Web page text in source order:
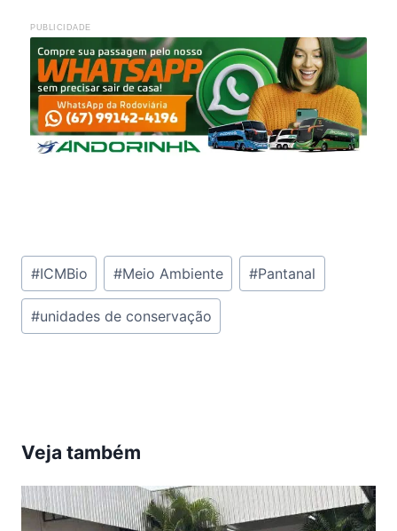
PUBLICIDADE
Tags
do
Post:
#ICMBio #Meio Ambiente #Pantanal
#unidades de conservação
Veja também